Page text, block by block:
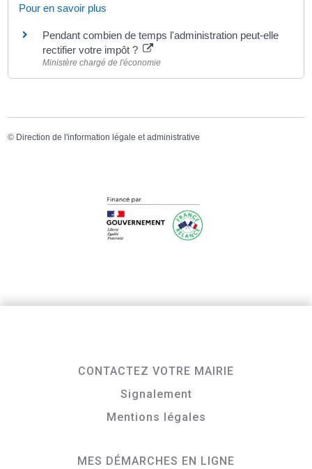
Pour en savoir plus
Pendant combien de temps l'administration peut-elle
rectifier votre impôt ?
Ministère chargé de l'économie
© Direction de l'information légale et administrative
CONTACTEZ VOTRE MAIRIE
Signalement
Mentions légales
MES DÉMARCHES EN LIGNE